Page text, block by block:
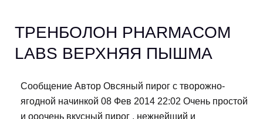
ТРЕНБОЛОН PHARMACOM
LABS ВЕРХНЯЯ ПЫШМА
Сообщение Автор Овсяный пирог с творожно-
ягодной начинкой 08 Фев 2014 22:02 Очень простой
и ооочень вкусный пирог , нежнейший и